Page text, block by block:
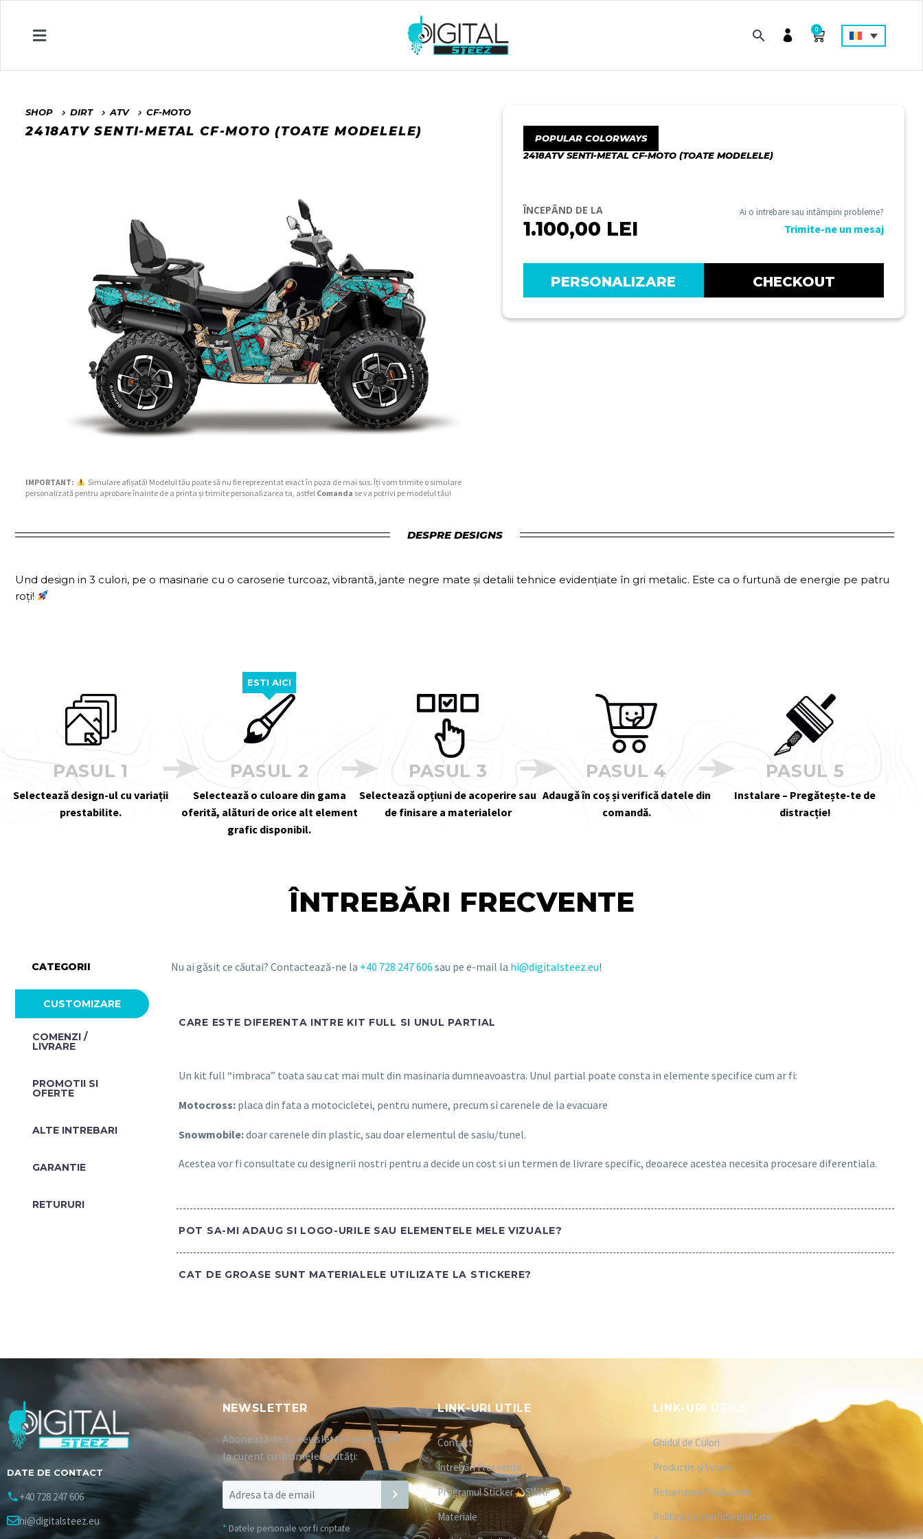
0
SHOP DIRT ATV CF-MOTO
2418ATV SENTI-METAL CF-MOTO (TOATE MODELELE)
IMPORTANT:
Simulare afișată! Modelul tău poate să nu fie reprezentat exact în poza de mai sus. Îți vom trimite o simulare
personalizată pentru aprobare înainte de a printa și trimite personalizarea ta, astfel Comanda se va potrivi pe modelul tău!
POPULAR COLORWAYS
2418ATV SENTI-METAL CF-MOTO (TOATE MODELELE)
ÎNCEPÂND DE LA
1.100,00 LEI
Ai o intrebare sau intâmpini probleme?
Trimite-ne un mesaj
PERSONALIZARE CHECKOUT
DESPRE DESIGNS
Und design in 3 culori, pe o masinarie cu o caroserie turcoaz, vibrantă, jante negre mate și detalii tehnice evidențiate în gri metalic. Este ca o furtună de energie pe patru
roți!
PASUL 1
Selectează design-ul cu variații
prestabilite.
ESTI AICI
PASUL 2
Selectează o culoare din gama
oferită, alături de orice alt element
grafic disponibil.
PASUL 3
Selectează opțiuni de acoperire sau
de finisare a materialelor
PASUL 4
Adaugă în coș și verifică datele din
comandă.
PASUL 5
Instalare – Pregătește-te de
distracție!
ÎNTREBĂRI FRECVENTE
CATEGORII Nu ai găsit ce căutai? Contactează-ne la +40 728 247 606sau pe e-mail la hi@digitalsteez.eu!
CUSTOMIZARE
COMENZI /
LIVRARE
PROMOTII SI
OFERTE​
ALTE INTREBARI​
GARANTIE
RETURURI
CARE ESTE DIFERENTA INTRE KIT FULL SI UNUL PARTIAL
Un kit full “imbraca” toata sau cat mai mult din masinaria dumneavoastra. Unul partial poate consta in elemente specifice cum ar fi:
Motocross: placa din fata a motocicletei, pentru numere, precum si carenele de la evacuare
Snowmobile:doar carenele din plastic, sau doar elementul de sasiu/tunel.
Acestea vor fi consultate cu designerii nostri pentru a decide un cost si un termen de livrare specific, deoarece acestea necesita procesare diferentiala.
POT SA-MI ADAUG SI LOGO-URILE SAU ELEMENTELE MELE VIZUALE?
CAT DE GROASE SUNT MATERIALELE UTILIZATE LA STICKERE?
DATE DE CONTACT
+40 728 247 606
hi@digitalsteez.eu
NEWSLETTER
Abonează-te la newsletter pentru a fi
la curent cu ultimele noutăți:
* Datele personale vor fi criptate
LINK-URI UTILE
Contact
Întrebări Frecvente
Programul Sticker
SWAP
Materiale
LINK-URI UTILE
Ghidul de Culori
Producție și livrare
Returnarea Produselor
Politică de confidențialitate